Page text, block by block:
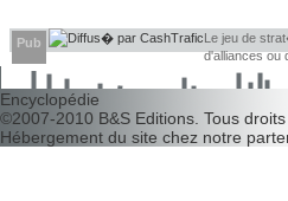
Pub
Le jeu de
d'alliances ou
d�couvrir leurs faiblesses !
Encyclopédie
©2007-2010 B&S Editions . Tous
Hébergement du site chez notre